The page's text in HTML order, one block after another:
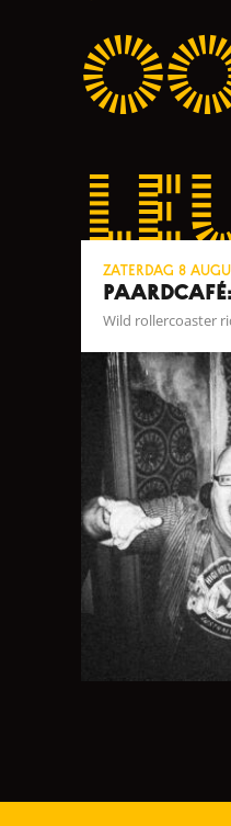
zaterdag 8
Paardcafé:
Wild rollercoaster